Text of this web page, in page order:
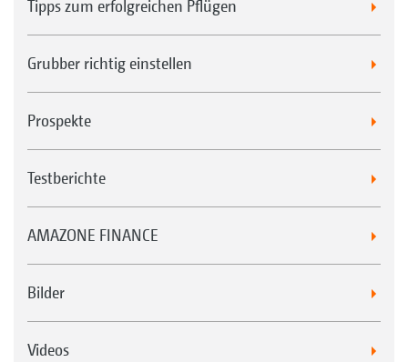
Tipps zum erfolgreichen Pflügen
Grubber richtig einstellen
Prospekte
Testberichte
AMAZONE FINANCE
Bilder
Videos